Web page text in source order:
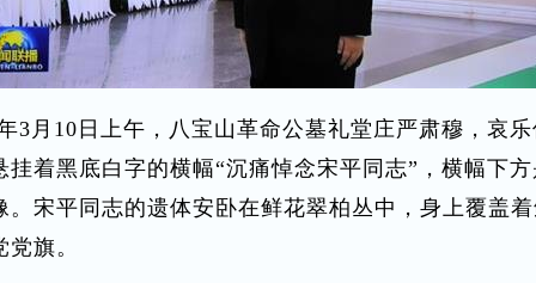
3月10日上午，八宝山革命公墓礼堂庄严肃穆，哀乐
挂着黑底白字的横幅“沉痛悼念宋平同志”，横幅下方
。宋平同志的遗体安卧在鲜花翠柏丛中，身上覆盖
党旗。